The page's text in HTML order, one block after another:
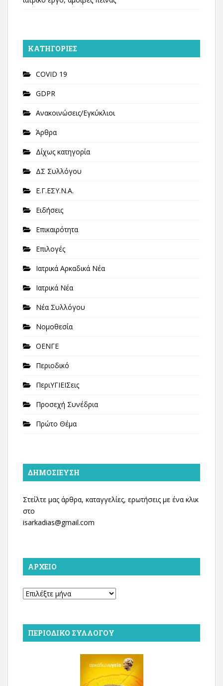
KΑΤΗΓΟΡΊΕΣ
COVID 19
GDPR
Ανακοινώσεις/Εγκύκλιοι
Άρθρα
Δίχως κατηγορία
ΔΣ Συλλόγου
Ε.Γ.ΕΣΥ.Ν.Α.
Ειδήσεις
Επικαιρότητα
Επιλογές
Ιατρικά Αρκαδικά Νέα
Ιατρικά Νέα
Νέα Συλλόγου
Νομοθεσία
ΟΕΝΓΕ
Περιοδικό
ΠεριΥΓΙΕΙΣεις
Προσεχή Συνέδρια
Πρώτο Θέμα
ΔΗΜΟΣΊΕΥΣΗ
Στείλτε μας άρθρα, καταγγελίες, ερωτήσεις με ένα κλικ
στο
isarkadias@gmail.com
ΑΡΧΕΊΟ
Αρχείο
ΠΕΡΙΟΔΙΚΌ ΣΥΛΛΌΓΟΥ